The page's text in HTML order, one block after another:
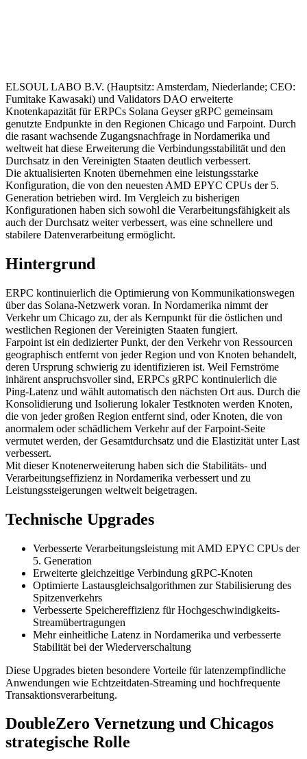
ELSOUL LABO B.V. (Hauptsitz: Amsterdam, Niederlande; CEO:
Fumitake Kawasaki) und Validators DAO erweiterte
Knotenkapazität für ERPCs Solana Geyser gRPC gemeinsam
genutzte Endpunkte in den Regionen Chicago und Farpoint. Durch
die rasant wachsende Zugangsnachfrage in Nordamerika und
weltweit hat diese Erweiterung die Verbindungsstabilität und den
Durchsatz in den Vereinigten Staaten deutlich verbessert.
Die aktualisierten Knoten übernehmen eine leistungsstarke
Konfiguration, die von den neuesten AMD EPYC CPUs der 5.
Generation betrieben wird. Im Vergleich zu bisherigen
Konfigurationen haben sich sowohl die Verarbeitungsfähigkeit als
auch der Durchsatz weiter verbessert, was eine schnellere und
stabilere Datenverarbeitung ermöglicht.
Hintergrund
ERPC kontinuierlich die Optimierung von Kommunikationswegen
über das Solana-Netzwerk voran. In Nordamerika nimmt der
Verkehr um Chicago zu, der als Kernpunkt für die östlichen und
westlichen Regionen der Vereinigten Staaten fungiert.
Farpoint ist ein dedizierter Punkt, der den Verkehr von Ressourcen
geographisch entfernt von jeder Region und von Knoten behandelt,
deren Ursprung schwierig zu identifizieren ist. Weil Fernströme
inhärent anspruchsvoller sind, ERPCs gRPC kontinuierlich die
Ping-Latenz und wählt automatisch den nächsten Ort aus. Durch die
Konsolidierung und Isolierung lokaler Testknoten werden Knoten,
die von jeder großen Region entfernt sind, oder Knoten, die von
anormalem oder schädlichem Verkehr auf der Farpoint-Seite
vermutet werden, der Gesamtdurchsatz und die Elastizität unter Last
verbessert.
Mit dieser Knotenerweiterung haben sich die Stabilitäts- und
Verarbeitungseffizienz in Nordamerika verbessert und zu
Leistungssteigerungen weltweit beigetragen.
Technische Upgrades
Verbesserte Verarbeitungsleistung mit AMD EPYC CPUs der
5. Generation
Erweiterte gleichzeitige Verbindung gRPC-Knoten
Optimierte Lastausgleichsalgorithmen zur Stabilisierung des
Spitzenverkehrs
Verbesserte Speichereffizienz für Hochgeschwindigkeits-
Streamübertragungen
Mehr einheitliche Latenz in Nordamerika und verbesserte
Stabilität bei der Wiederverschaltung
Diese Upgrades bieten besondere Vorteile für latenzempfindliche
Anwendungen wie Echtzeitdaten-Streaming und hochfrequente
Transaktionsverarbeitung.
DoubleZero Vernetzung und Chicagos
strategische Rolle